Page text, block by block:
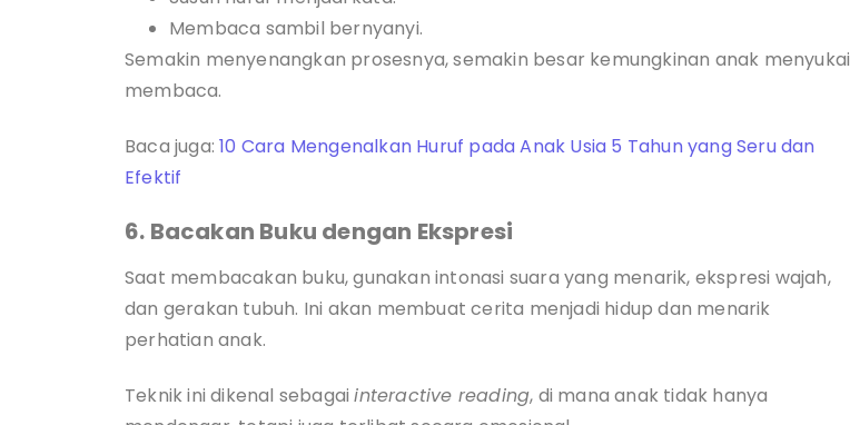
Membaca sambil bernyanyi.
Semakin menyenangkan prosesnya, semakin besar kemungkinan anak menyukai
membaca.
Baca juga:10 Cara Mengenalkan Huruf pada Anak Usia 5 Tahun yang Seru dan
Efektif
6. Bacakan Buku dengan Ekspresi
Saat membacakan buku, gunakan intonasi suara yang menarik, ekspresi wajah,
dan gerakan tubuh. Ini akan membuat cerita menjadi hidup dan menarik
perhatian anak.
Teknik ini dikenal sebagaiinteractive reading, di mana anak tidak hanya